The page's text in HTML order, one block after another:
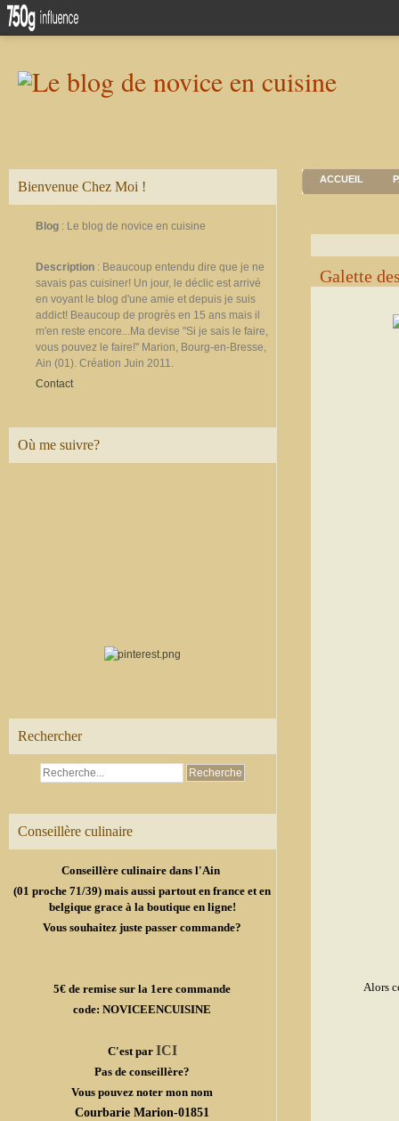
Bienvenue Chez Moi !
Blog : Le blog de novice en cuisine
Description : Beaucoup entendu dire que je ne
savais pas cuisiner! Un jour, le déclic est arrivé
en voyant le blog d'une amie et depuis je suis
addict! Beaucoup de progrès en 15 ans mais il
m'en reste encore...Ma devise "Si je sais le faire,
vous pouvez le faire!" Marion, Bourg-en-Bresse,
Ain (01). Création Juin 2011.
Contact
Où me suivre?
Rechercher
Conseillère culinaire
Conseillère culinaire dans l'Ain
(01 proche 71/39) mais aussi partout en france et en
belgique grace à la boutique en ligne!
Vous souhaitez juste passer commande?
5€ de remise sur la 1ere commande
code: NOVICEENCUISINE
C'est par ICI
Pas de conseillère?
Vous pouvez noter mon nom
Courbarie Marion-01851
ACCUEIL
Galette
Alors